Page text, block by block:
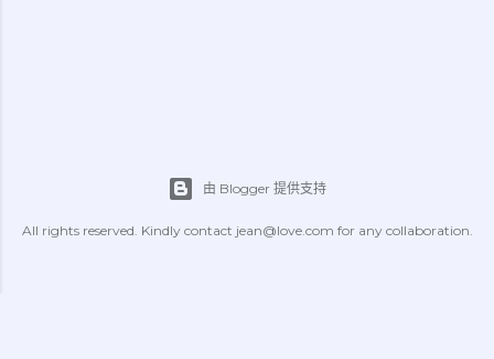
由 Blogger 提供支持
All rights reserved. Kindly contact jean@love.com for any collaboration.